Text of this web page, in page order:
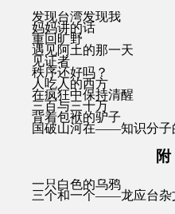
发现台湾发现我
妈妈讲的话
重回旷野
遇见阿土的那一天
见证者
秩序还好吗？
人吃人的西方
在疯狂中保持清醒
三百与三十万
背着包袱的驴子
国破山河在——知识分子
一只白色的乌鸦
三个和一个——龙应台杂